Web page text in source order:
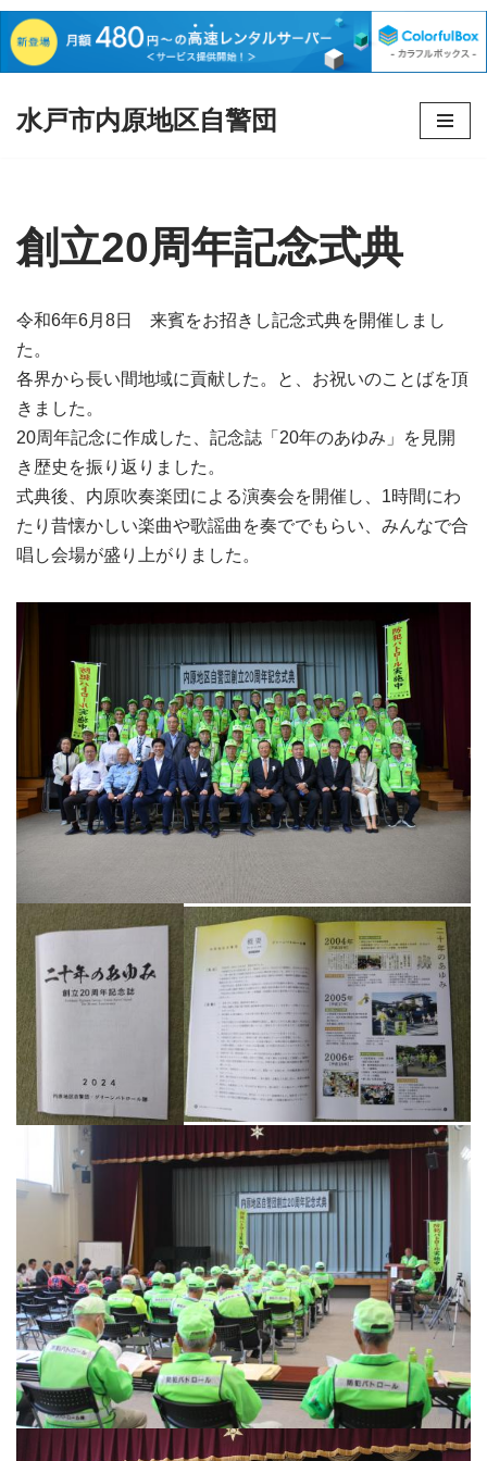
ン
ツ
ス
キ
ッ
プ
水戸市内原地区自警団
創立20周年記念式典
令和6年6月8日 来賓をお招きし記念式典を開催しまし
た。
各界から長い間地域に貢献した。と、お祝いのことばを頂
きました。
20周年記念に作成した、記念誌「20年のあゆみ」を見開
き歴史を振り返りました。
式典後、内原吹奏楽団による演奏会を開催し、1時間にわ
たり昔懐かしい楽曲や歌謡曲を奏ででもらい、みんなで合
唱し会場が盛り上がりました。